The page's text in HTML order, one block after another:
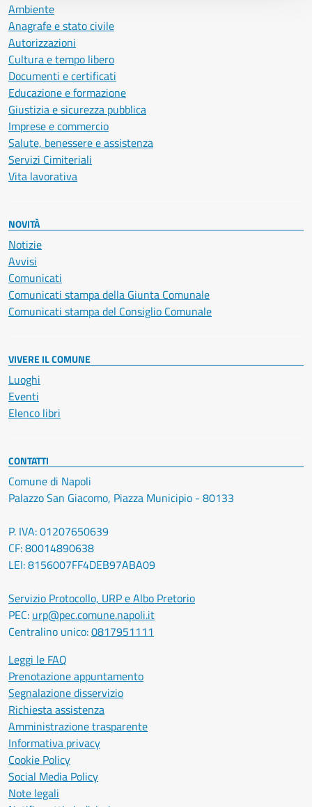
Ambiente
Anagrafe e stato civile
Autorizzazioni
Cultura e tempo libero
Documenti e certificati
Educazione e formazione
Giustizia e sicurezza pubblica
Imprese e commercio
Salute, benessere e assistenza
Servizi Cimiteriali
Vita lavorativa
NOVITÀ
Notizie
Avvisi
Comunicati
Comunicati stampa della Giunta Comunale
Comunicati stampa del Consiglio Comunale
VIVERE IL COMUNE
Luoghi
Eventi
Elenco libri
CONTATTI
Comune di Napoli
Palazzo San Giacomo, Piazza Municipio - 80133
P. IVA: 01207650639
CF: 80014890638
LEI: 8156007FF4DEB97ABA09
Servizio Protocollo, URP e Albo Pretorio
PEC: urp@pec.comune.napoli.it
Centralino unico:0817951111
Leggi le FAQ
Prenotazione appuntamento
Segnalazione disservizio
Richiesta assistenza
Amministrazione trasparente
Informativa privacy
Cookie Policy
Social Media Policy
Note legali